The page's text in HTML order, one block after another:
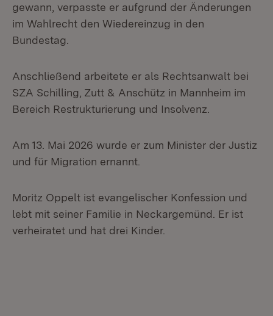
gewann, verpasste er aufgrund der Änderungen
im Wahlrecht den Wiedereinzug in den
Bundestag.
Anschließend arbeitete er als Rechtsanwalt bei
SZA Schilling, Zutt & Anschütz in Mannheim im
Bereich Restrukturierung und Insolvenz.
Am 13. Mai 2026 wurde er zum Minister der Justiz
und für Migration ernannt.
Moritz Oppelt ist evangelischer Konfession und
lebt mit seiner Familie in Neckargemünd. Er ist
verheiratet und hat drei Kinder.